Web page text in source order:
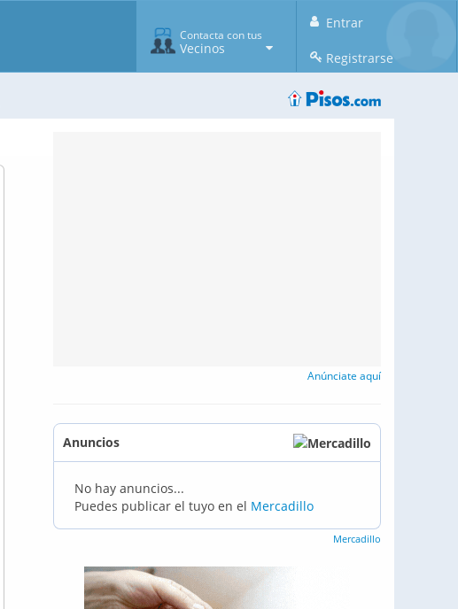
Entrar
Registrarse
Contacta con tus
Vecinos
Anúnciate aquí
Anuncios
No hay anuncios...
Puedes publicar el tuyo en el Mercadillo
Mercadillo